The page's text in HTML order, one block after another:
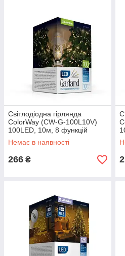
Світлодіодна гірлянда
ColorWay (CW-G-100L10V)
100LED, 10м, 8 функцій
Немає в наявності
266 ₴